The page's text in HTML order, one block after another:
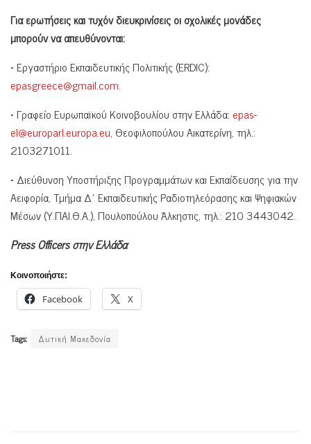
Για ερωτήσεις και τυχόν διευκρινίσεις οι σχολικές μονάδες
μπορούν να απευθύνονται:
• Εργαστήριο Εκπαιδευτικής Πολιτικής (ERDIC):
epasgreece@gmail.com.
• Γραφείο Ευρωπαϊκού Κοινοβουλίου στην Ελλάδα: epas-
el@europarl.europa.eu, Θεοφιλοπούλου Αικατερίνη, τηλ.:
2103271011.
• Διεύθυνση Υποστήριξης Προγραμμάτων και Εκπαίδευσης για την
Αειφορία, Τμήμα Δ΄ Εκπαιδευτικής Ραδιοτηλεόρασης και Ψηφιακών
Μέσων (Υ.ΠΑΙ.Θ.Α.), Πουλοπούλου Άλκηστις, τηλ.: 210 3443042.
Press Officersστην Ελλάδα
Κοινοποιήστε:
Facebook X
Tags: Δυτική Μακεδονία